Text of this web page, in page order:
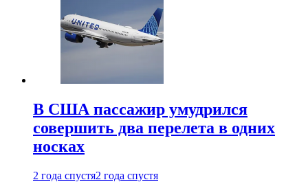
В США пассажир умудрился
совершить два перелета в одних
носках
2 года спустя2 года спустя